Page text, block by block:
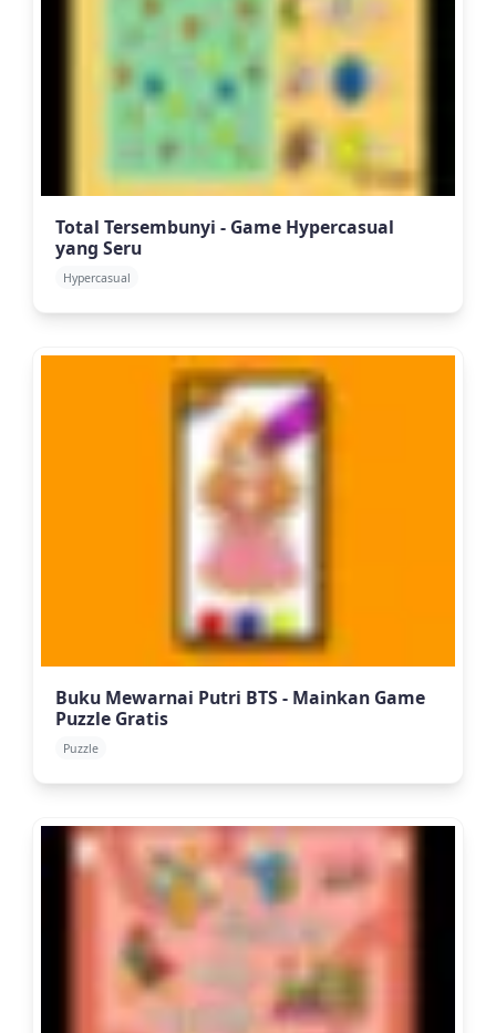
Total Tersembunyi - Game Hypercasual
yang Seru
Hypercasual
Buku Mewarnai Putri BTS - Mainkan Game
Puzzle Gratis
Puzzle